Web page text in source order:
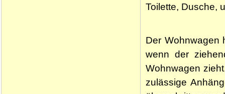
Toilette, Dusche,
Der Wohnwagen
wenn der
Wohnwagen
zulässige